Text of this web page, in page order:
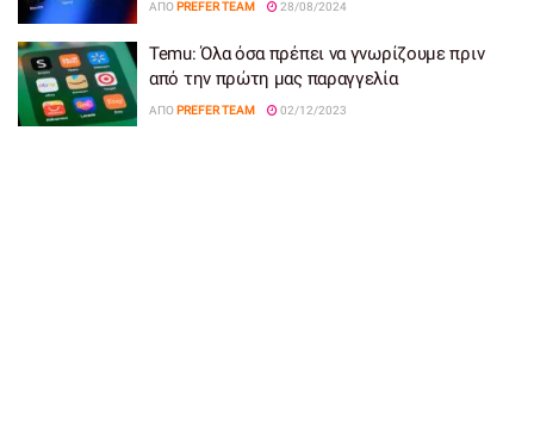
ΑΠΌ PREFER TEAM 28/08/2024
Temu: Όλα όσα πρέπει να γνωρίζουμε πριν
από την πρώτη μας παραγγελία
ΑΠΌ PREFER TEAM 02/12/2023